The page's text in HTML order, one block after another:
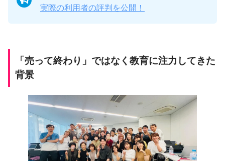
実際の利用者の評判を公開！
「売って終わり」ではなく教育に注力してきた
背景